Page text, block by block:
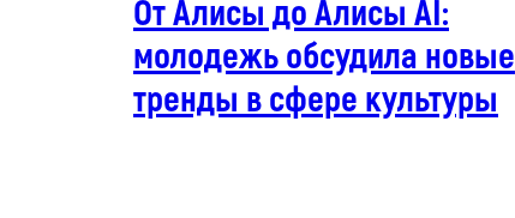
От Алисы до Алисы AI:
молодежь обсудила новые
тренды в сфере культуры